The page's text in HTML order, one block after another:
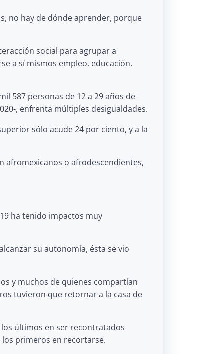
no hay de dónde aprender, porque
social para agrupar a
a sí mismos empleo, educación,
587 personas de 12 a 29 años de
, enfrenta múltiples desigualdades.
sólo acude 24 por ciento, y a la
afromexicanos o afrodescendientes,
ha tenido impactos muy
su autonomía, ésta se vio
y muchos de quienes compartían
tuvieron que retornar a la casa de
los últimos en ser recontratados
los primeros en recortarse.